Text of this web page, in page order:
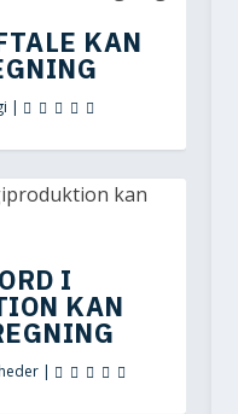
KAN
|
I
KAN
|